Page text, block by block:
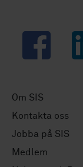
Facebook
Om SIS
Kontakta oss
Jobba på SIS
Medlem